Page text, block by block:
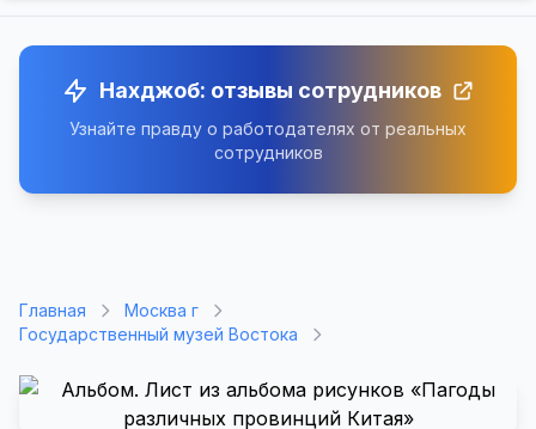
Нахджоб: отзывы сотрудников
Узнайте правду о работодателях от реальных
сотрудников
Главная
Москва г
Государственный музей Востока